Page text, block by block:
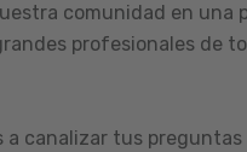
comunidad en una
profesionales de
a canalizar tus